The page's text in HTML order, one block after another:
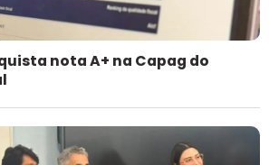
nota A+ na Capag do